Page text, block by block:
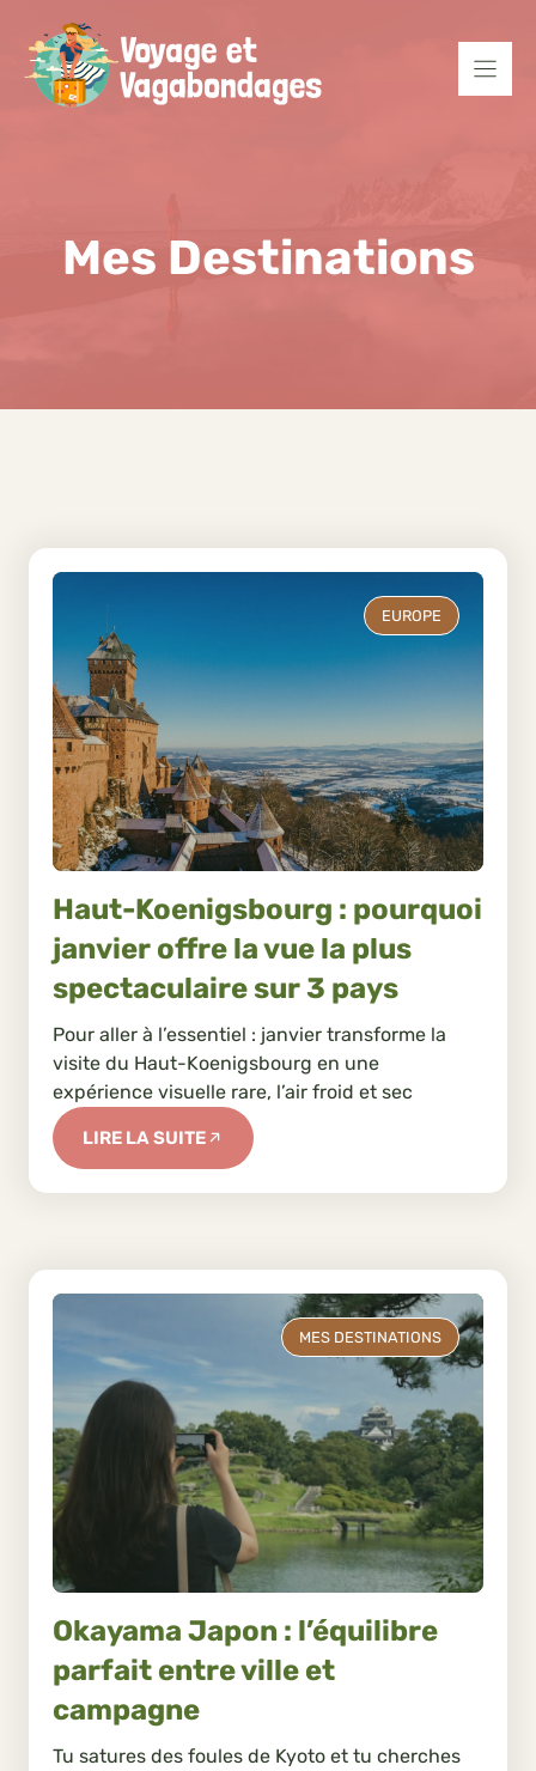
contenu
Mes Destinations
EUROPE
Haut-Koenigsbourg : pourquoi
janvier offre la vue la plus
spectaculaire sur 3 pays
Pour aller à l’essentiel : janvier transforme la
visite du Haut-Koenigsbourg en une
expérience visuelle rare, l’air froid et sec
LIRE LA SUITE
MES DESTINATIONS
Okayama Japon : l’équilibre
parfait entre ville et
campagne
Tu satures des foules de Kyoto et tu cherches